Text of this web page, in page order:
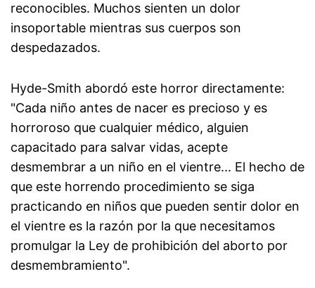
reconocibles. Muchos sienten un dolor
insoportable mientras sus cuerpos son
despedazados.
Hyde-Smith abordó este horror directamente:
"Cada niño antes de nacer es precioso y es
horroroso que cualquier médico, alguien
capacitado para salvar vidas, acepte
desmembrar a un niño en el vientre... El hecho de
que este horrendo procedimiento se siga
practicando en niños que pueden sentir dolor en
el vientre es la razón por la que necesitamos
promulgar la Ley de prohibición del aborto por
desmembramiento".